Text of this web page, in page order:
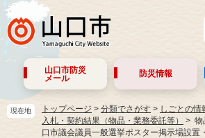
山口市防災
メール
防災情報
現在地 トップページ > 分類でさがす > しごとの情
入札・契約結果（物品・業務委託等）
物
口市議会議員一般選挙ポスター掲示場設置